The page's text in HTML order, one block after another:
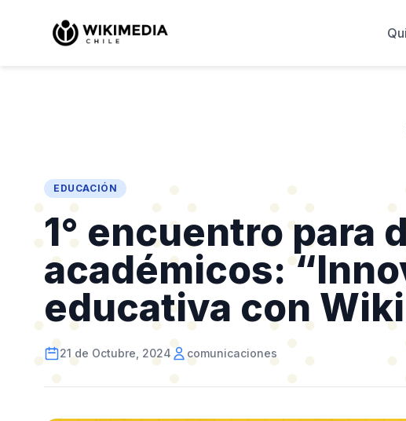
EDUCACIÓN
1° encuentro para
académicos:
educativa con
21 de Octubre, 2024 comunicaciones